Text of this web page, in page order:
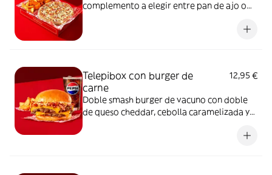
complemento a elegir entre pan de ajo o
Telepibox con burger de
carne
12,95 €
Doble smash burger de vacuno con doble
de queso cheddar, cebolla caramelizada y